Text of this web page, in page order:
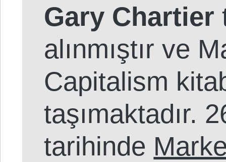
Gary Chartier
alınmıştır ve
Capitalism
taşımaktadır.
tarihinde